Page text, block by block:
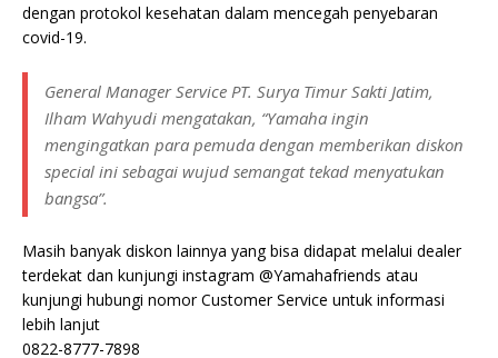
dengan protokol kesehatan dalam mencegah penyebaran
covid-19.
General Manager Service PT. Surya Timur Sakti Jatim,
Ilham Wahyudi mengatakan, “Yamaha ingin
mengingatkan para pemuda dengan memberikan diskon
special ini sebagai wujud semangat tekad menyatukan
bangsa”.
Masih banyak diskon lainnya yang bisa didapat melalui dealer
terdekat dan kunjungi instagram @Yamahafriends atau
kunjungi hubungi nomor Customer Service untuk informasi
lebih lanjut
0822-8777-7898